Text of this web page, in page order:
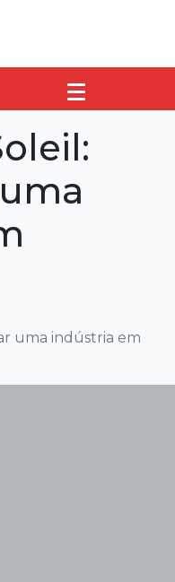
uma indústria em